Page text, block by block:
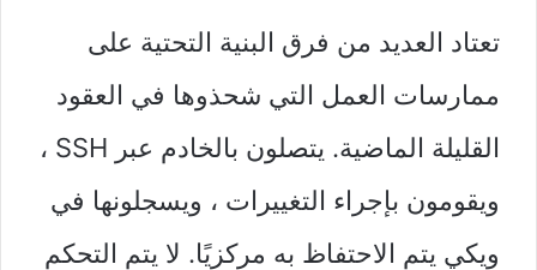
تعتاد العديد من فرق البنية التحتية على
ممارسات العمل التي شحذوها في العقود
القليلة الماضية. يتصلون بالخادم عبر SSH ،
ويقومون بإجراء التغييرات ، ويسجلونها في
ويكي يتم الاحتفاظ به مركزيًا. لا يتم التحكم